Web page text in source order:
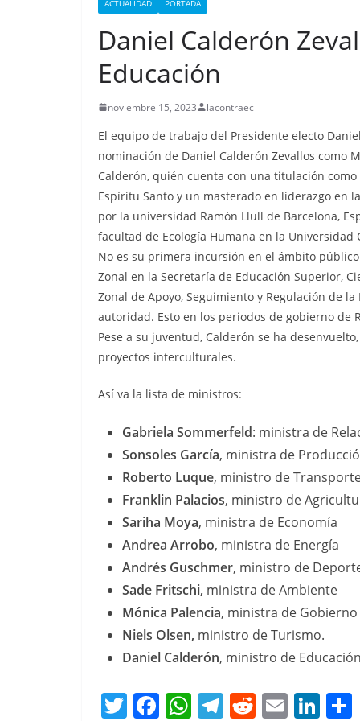
ACTUALIDAD PORTADA
Daniel Calderón
Educación
noviembre 15, 2023 lacontraec
El equipo de trabajo del Presidente electo
nominación de Daniel Calderón Zevallos como
Calderón, quién cuenta con una titulación
Espíritu Santo y un masterado en liderazgo en
por la universidad Ramón Llull de Barcelona,
facultad de Ecología Humana en la Universidad
No es su primera incursión en el ámbito
Zonal en la Secretaría de Educación Superior,
Zonal de Apoyo, Seguimiento y Regulación de
autoridad. Esto en los periodos de gobierno de
Pese a su juventud, Calderón se ha
proyectos interculturales.
Así va la lista de ministros:
Gabriela Sommerfeld: ministra de
Sonsoles García, ministra de
Roberto Luque, ministro de
Franklin Palacios, ministro de
Sariha Moya, ministra de Economía
Andrea Arrobo, ministra de Energía
Andrés Guschmer, ministro de
Sade Fritschi, ministra de Ambiente
Mónica Palencia, ministra de Gobierno
Niels Olsen, ministro de Turismo.
Daniel Calderón, ministro de
T F W T R E Li
de Esmeraldas,
militarizada,
menos 13
libertad
septiembre 25, 2025